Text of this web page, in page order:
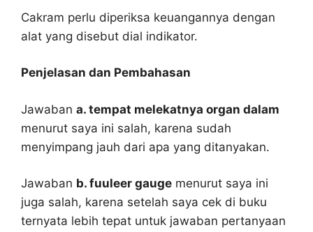
Cakram perlu diperiksa keuangannya dengan
alat yang disebut dial indikator.
Penjelasan dan Pembahasan
Jawaban a. tempat melekatnya organ dalam
menurut saya ini salah, karena sudah
menyimpang jauh dari apa yang ditanyakan.
Jawaban b. fuuleer gauge menurut saya ini
juga salah, karena setelah saya cek di buku
ternyata lebih tepat untuk jawaban pertanyaan